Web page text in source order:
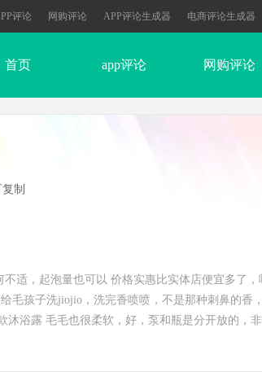
评论 网购评论 APP评论生成器 电商评论生成器
首页 app评论 网购评论
制
适，起泡量也可以 价格实惠比实体店便宜多了，
毛孩子洗jiojio，洗完香喷喷，不是那种刺鼻的香
浴露 毛毛也很柔软，好，泵和瓶是分开放的，